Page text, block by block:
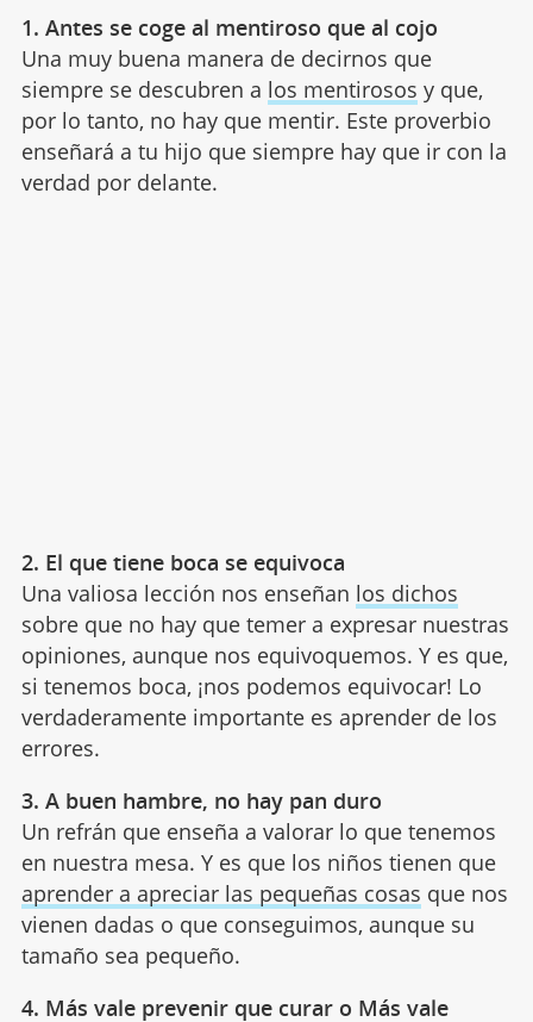
1. Antes se coge al mentiroso que al cojo
Una muy buena manera de decirnos que
siempre se descubren a los mentirosos y que,
por lo tanto, no hay que mentir. Este proverbio
enseñará a tu hijo que siempre hay que ir con la
verdad por delante.
2. El que tiene boca se equivoca
Una valiosa lección nos enseñan los dichos
sobre que no hay que temer a expresar nuestras
opiniones, aunque nos equivoquemos. Y es que,
si tenemos boca, ¡nos podemos equivocar! Lo
verdaderamente importante es aprender de los
errores.
3. A buen hambre, no hay pan duro
Un refrán que enseña a valorar lo que tenemos
en nuestra mesa. Y es que los niños tienen que
aprender a apreciar las pequeñas cosas que nos
vienen dadas o que conseguimos, aunque su
tamaño sea pequeño.
4. Más vale prevenir que curar o Más vale